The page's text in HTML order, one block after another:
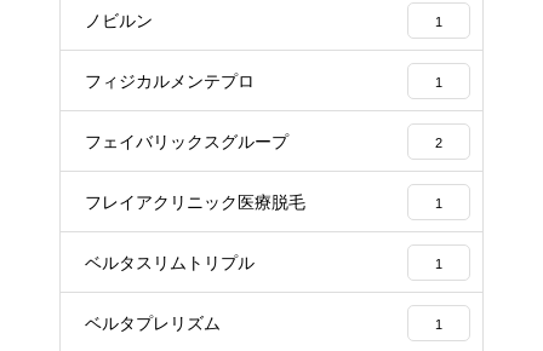
ノビルン 1
フィジカルメンテプロ 1
フェイバリックスグループ 2
フレイアクリニック医療脱毛 1
ベルタスリムトリプル 1
ベルタプレリズム 1